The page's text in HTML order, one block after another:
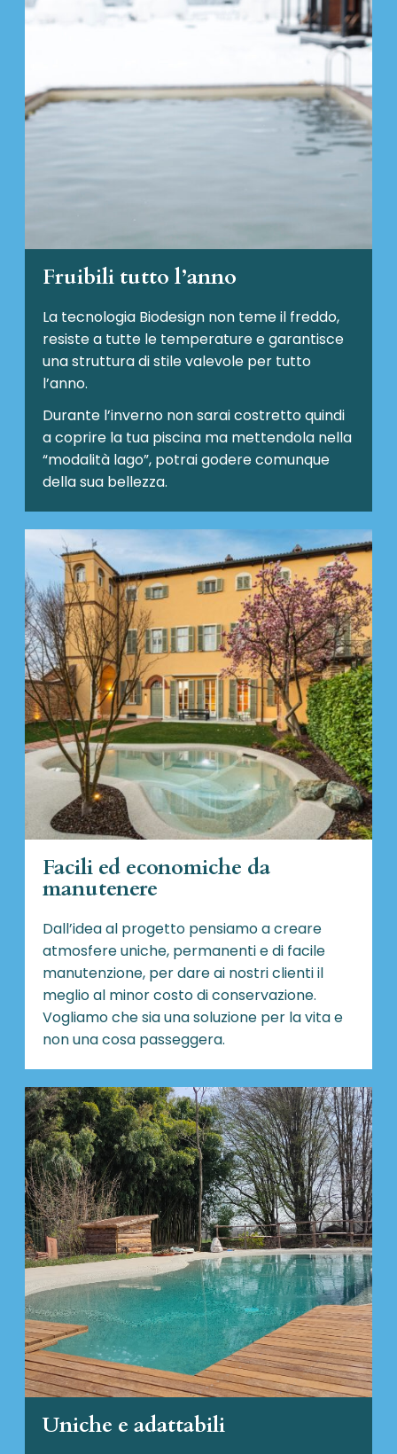
Fruibili tutto l’anno
La tecnologia Biodesign non teme il freddo,
resiste a tutte le temperature e garantisce
una struttura di stile valevole per tutto
l’anno.
Durante l’inverno non sarai costretto quindi
a coprire la tua piscina ma mettendola nella
“modalità lago”, potrai godere comunque
della sua bellezza.
Facili ed economiche da
manutenere
Dall’idea al progetto pensiamo a creare
atmosfere uniche, permanenti e di facile
manutenzione, per dare ai nostri clienti il
meglio al minor costo di conservazione.
Vogliamo che sia una soluzione per la vita e
non una cosa passeggera.
Uniche e adattabili